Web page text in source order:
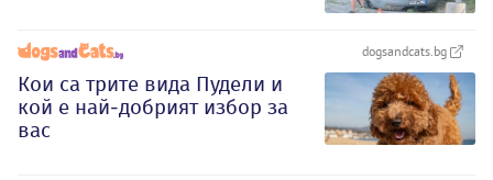
dogsandcats.bg
Кои са трите вида Пудели и
кой е най-добрият избор за
вас